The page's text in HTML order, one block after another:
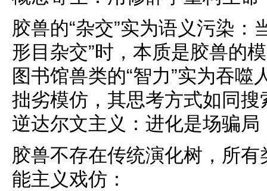
胶兽的“杂交”实为语义污染：
形目杂交”时，本质是胶兽的
图书馆兽类的“智力”实为吞
拙劣模仿，其思考方式如同
逆达尔文主义：进化是场骗局
胶兽不存在传统演化树，所
能主义戏仿：